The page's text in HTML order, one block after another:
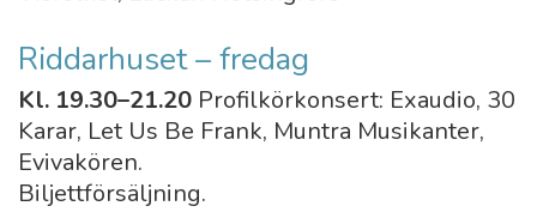
Riddarhuset – fredag
Kl. 19.30–21.20 Profilkörkonsert: Exaudio, 30
Karar, Let Us Be Frank, Muntra Musikanter,
Evivakören.
Biljettförsäljning.